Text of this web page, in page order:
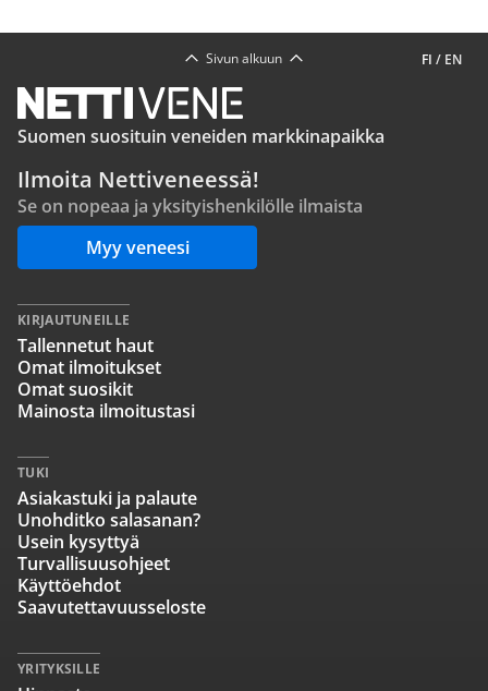
FI / EN
Sivun alkuun
Suomen suosituin veneiden markkinapaikka
Ilmoita Nettiveneessä!
Se on nopeaa ja yksityishenkilölle ilmaista
Myy veneesi
KIRJAUTUNEILLE
Tallennetut haut
Omat ilmoitukset
Omat suosikit
Mainosta ilmoitustasi
TUKI
Asiakastuki ja palaute
Unohditko salasanan?
Usein kysyttyä
Turvallisuusohjeet
Käyttöehdot
Saavutettavuusseloste
YRITYKSILLE